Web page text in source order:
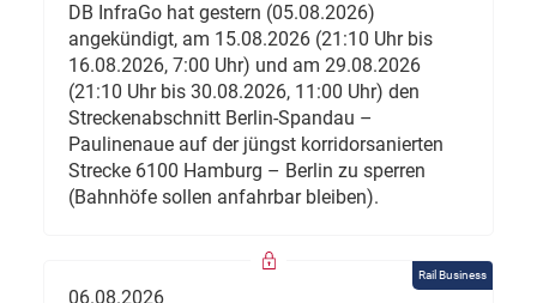
DB InfraGo hat gestern (05.08.2026)
angekündigt, am 15.08.2026 (21:10 Uhr bis
16.08.2026, 7:00 Uhr) und am 29.08.2026
(21:10 Uhr bis 30.08.2026, 11:00 Uhr) den
Streckenabschnitt Berlin-Spandau –
Paulinenaue auf der jüngst korridorsanierten
Strecke 6100 Hamburg – Berlin zu sperren
(Bahnhöfe sollen anfahrbar bleiben).
Rail Business
06.08.2026